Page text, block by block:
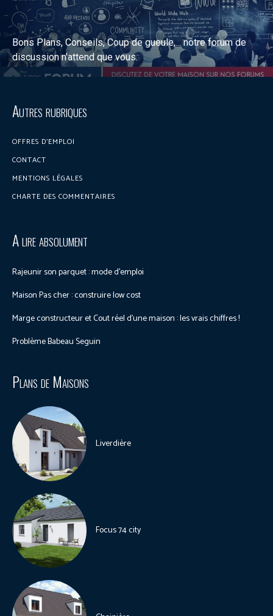
Bons Plans, Conseils, Coup de gueule,... notre forum de
discussion n'attend que vous.
Autres rubriques
OFFRES D’EMPLOI
CONTACT
MENTIONS LÉGALES
CHARTE DES COMMENTAIRES
A lire absolument
Rajeunir son parquet : mode d’emploi
Maison Pas cher : construire low cost
Marge constructeur et Cout réel d’une maison : les vrais chiffres !
Problème Babeau Seguin
Plans de Maisons
Liverdière
Focus 74 city